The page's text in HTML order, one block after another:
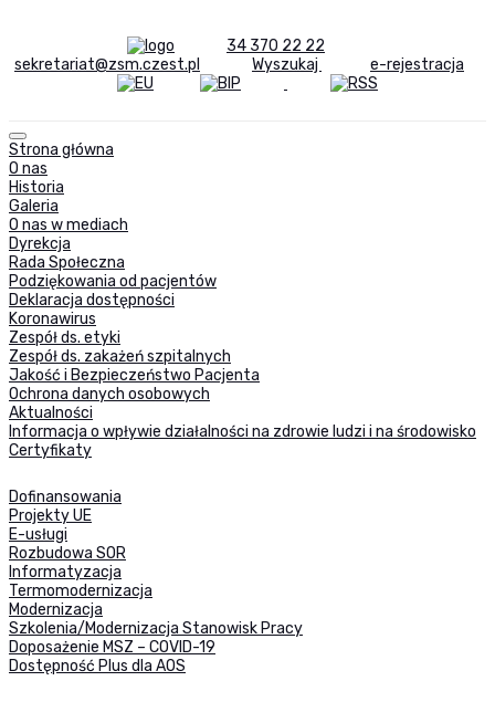
34 370 22 22
sekretariat@zsm.czest.pl
Wyszukaj e-rejestracja
Strona główna
O nas
Historia
Galeria
O nas w mediach
Dyrekcja
Rada Społeczna
Podziękowania od pacjentów
Deklaracja dostępności
Koronawirus
Zespół ds. etyki
Zespół ds. zakażeń szpitalnych
Jakość i Bezpieczeństwo Pacjenta
Ochrona danych osobowych
Aktualności
Informacja o wpływie działalności na zdrowie ludzi i na środowisko
Certyfikaty
Dofinansowania
Projekty UE
E-usługi
Rozbudowa SOR
Informatyzacja
Termomodernizacja
Modernizacja
Szkolenia/Modernizacja Stanowisk Pracy
Doposażenie MSZ – COVID-19
Dostępność Plus dla AOS